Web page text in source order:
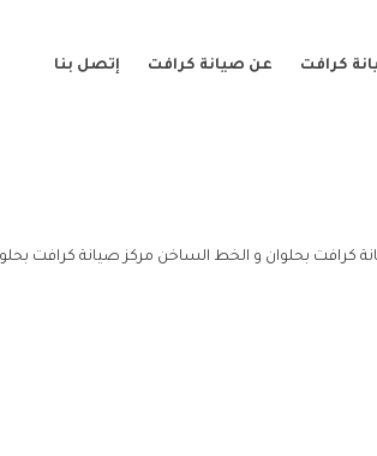
كرافت عن صيانة كرافت إتصل بنا
كرافت بحلوان و الخط الساخن مركز صيانة كرافت